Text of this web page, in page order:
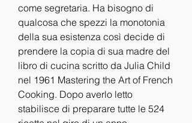
come segretaria. Ha bisogno di
qualcosa che spezzi la monotonia
della sua esistenza così decide di
prendere la copia di sua madre del
libro di cucina scritto da Julia Child
nel 1961 Mastering the Art of French
Cooking. Dopo averlo letto
stabilisce di preparare tutte le 524